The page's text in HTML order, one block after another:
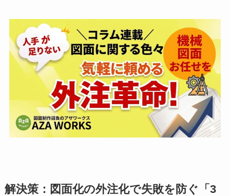
解決策：図面化の外注化で失敗を防ぐ「3